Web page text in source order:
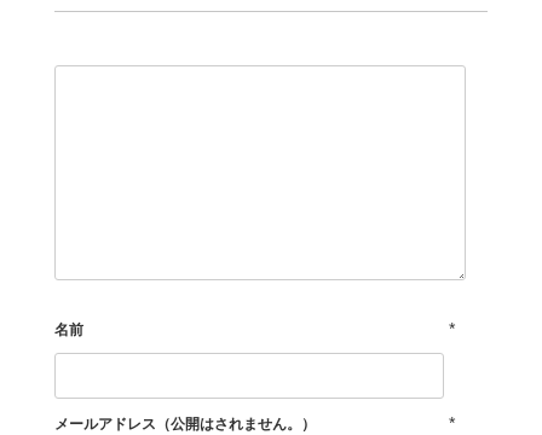
名前 *
メールアドレス（公開はされません。） *